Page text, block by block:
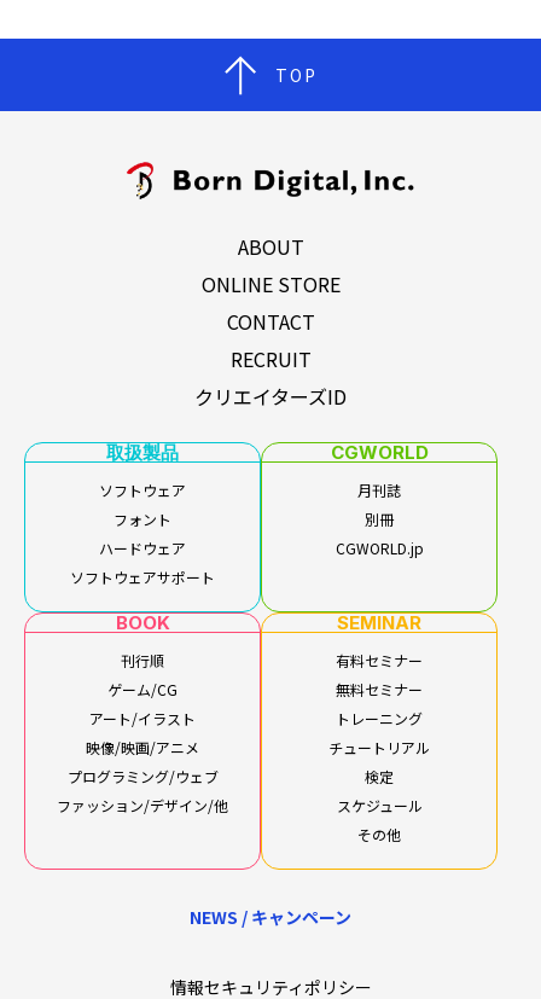
TOP
ABOUT
ONLINE STORE
CONTACT
RECRUIT
クリエイターズID
取扱製品
ソフトウェア
フォント
ハードウェア
ソフトウェアサポート
CGWORLD
月刊誌
別冊
CGWORLD.jp
BOOK
刊行順
ゲーム/CG
アート/イラスト
映像/映画/アニメ
プログラミング/ウェブ
ファッション/デザイン/他
SEMINAR
有料セミナー
無料セミナー
トレーニング
チュートリアル
検定
スケジュール
その他
NEWS / キャンペーン
情報セキュリティポリシー